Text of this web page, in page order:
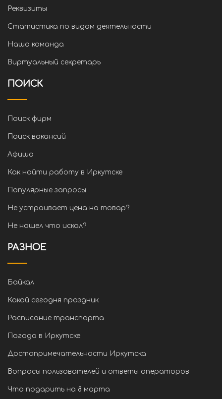
Реквизиты
Статистика по видам деятельности
Наша команда
Виртуальный секретарь
ПОИСК
Поиск фирм
Поиск вакансий
Афиша
Как найти работу в Иркутске
Популярные запросы
Не устраивает цена на товар?
Не нашел что искал?
РАЗНОЕ
Байкал
Какой сегодня праздник
Расписание транспорта
Погода в Иркутске
Достопримечательности Иркутска
Вопросы пользователей и ответы операторов
Что подарить на 8 марта